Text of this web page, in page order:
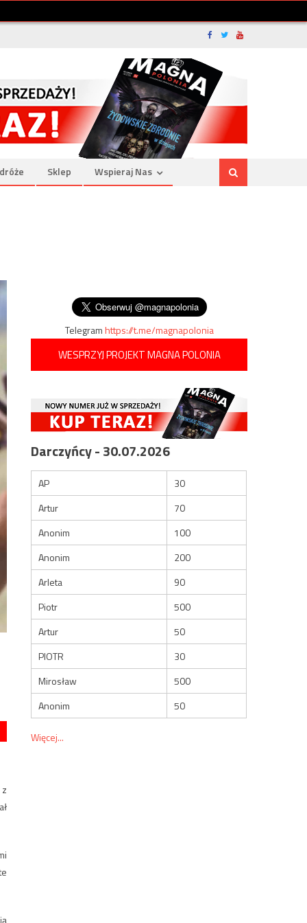
Sklep Wspieraj Nas
Telegramhttps://t.me/magnapolonia
WESPRZYJ PROJEKT MAGNA POLONIA
Darczyńcy - 30.07.2026
AP
30
Artur
70
Anonim
100
Anonim
200
Arleta
90
Piotr
500
Artur
50
PIOTR
30
Mirosław
500
Anonim
50
Więcej...